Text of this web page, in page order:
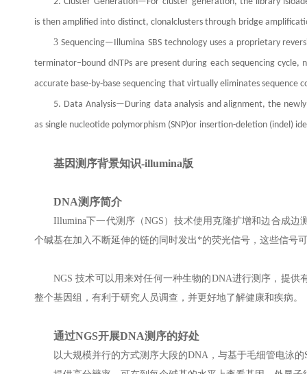
is then amplified into distinct, clonalclusters through bridge
3Sequencing—Illumina SBS technology uses a proprietary
terminator–bound dNTPs are present during each sequencing cycle,
accurate base-by-base sequencing that virtually eliminates sequence
5. Data Analysis—During data analysis and alignment, the
as single nucleotide polymorphism (SNP)or insertion-deletion (indel)
基因测序背景知识-illumina版
DNA测序简介
Illumina下一代测序（NGS）技术使用克隆扩增和边合成边
个碱基在加入不断延伸的链的同时发出*的荧光信号，这些信号
NGS 技术可以用来对任何一种生物的DNA进行测序，提
整个基因组，有利于研究人员调查，并更好地了解健康和疾病。
通过NGS开展DNA测序的好处
以大规模并行的方式测序大段的DNA，与基于毛细管电泳